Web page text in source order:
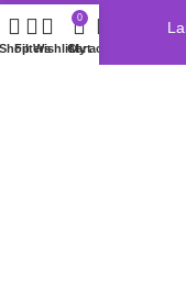
ShopFiltersWishlist
0
Cart
My account